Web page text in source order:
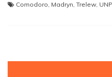
Comodoro, Madryn, Trelew,